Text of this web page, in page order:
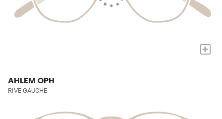
+
AHLEM OPH
RIVE GAUCHE